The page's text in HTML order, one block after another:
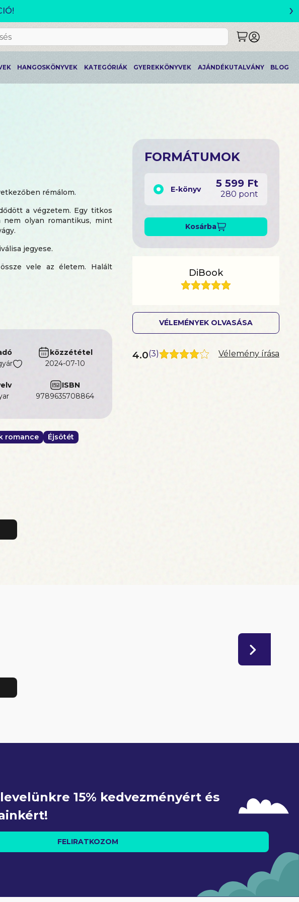
›
HANGOSKÖNYVEK KATEGÓRIÁK GYEREKKÖNYVEK AJÁNDÉKUTALVÁNY BLOG
rémálom.
a végzetem. Egy titkos
nem olyan romantikus, mint
jegyese.
vele az életem. Halált
Rá pusztulás vár.
és Parker S. Huntington egy
jégszívű férfi és egy harcias
vagy a sötétség mindent
közzététel
2024-07-10
ISBN
9789635708864
romance
Éjsötét
FORMÁTUMOK
E-könyv 5 599 Ft
280 pont
Kosárba
DiBook
VÉLEMÉNYEK OLVASÁSA
4.0(3) Vélemény írása
15% kedvezményért és
FELIRATKOZOM